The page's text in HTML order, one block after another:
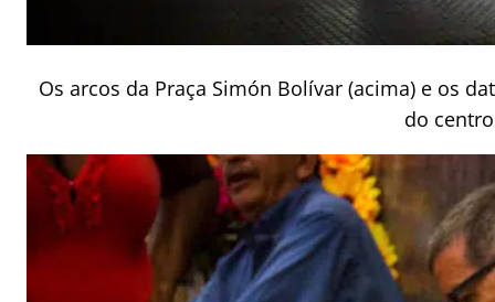
Os arcos da Praça Simón Bolívar (acima) e os
do